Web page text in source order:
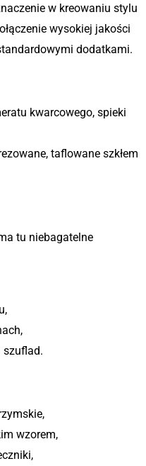
w kreowaniu stylu
wysokiej jakości
dodatkami.
kwarcowego, spieki
taflowane szkłem
tu niebagatelne
szuflad.
wzorem,